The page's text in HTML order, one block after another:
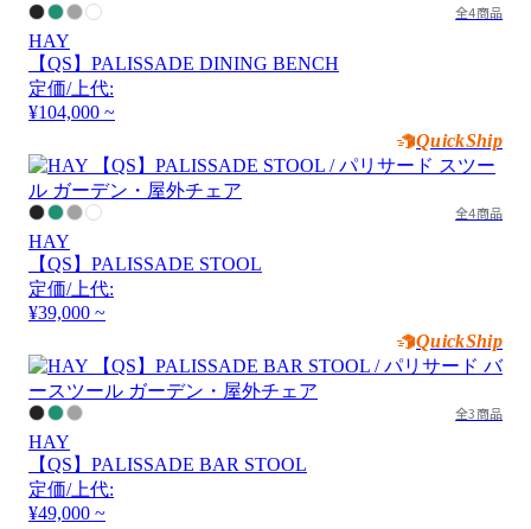
全4商品
HAY
【QS】PALISSADE DINING BENCH
定価/上代:
¥104,000 ~
QuickShip
全4商品
HAY
【QS】PALISSADE STOOL
定価/上代:
¥39,000 ~
QuickShip
全3商品
HAY
【QS】PALISSADE BAR STOOL
定価/上代:
¥49,000 ~